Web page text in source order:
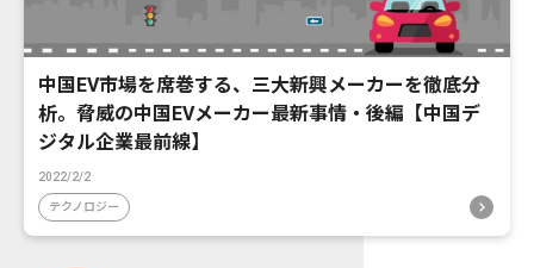
中国EV市場を席巻する、三大新興メーカーを徹底分
析。脅威の中国EVメーカー最新事情・後編【中国デ
ジタル企業最前線】
2022/2/2
テクノロジー